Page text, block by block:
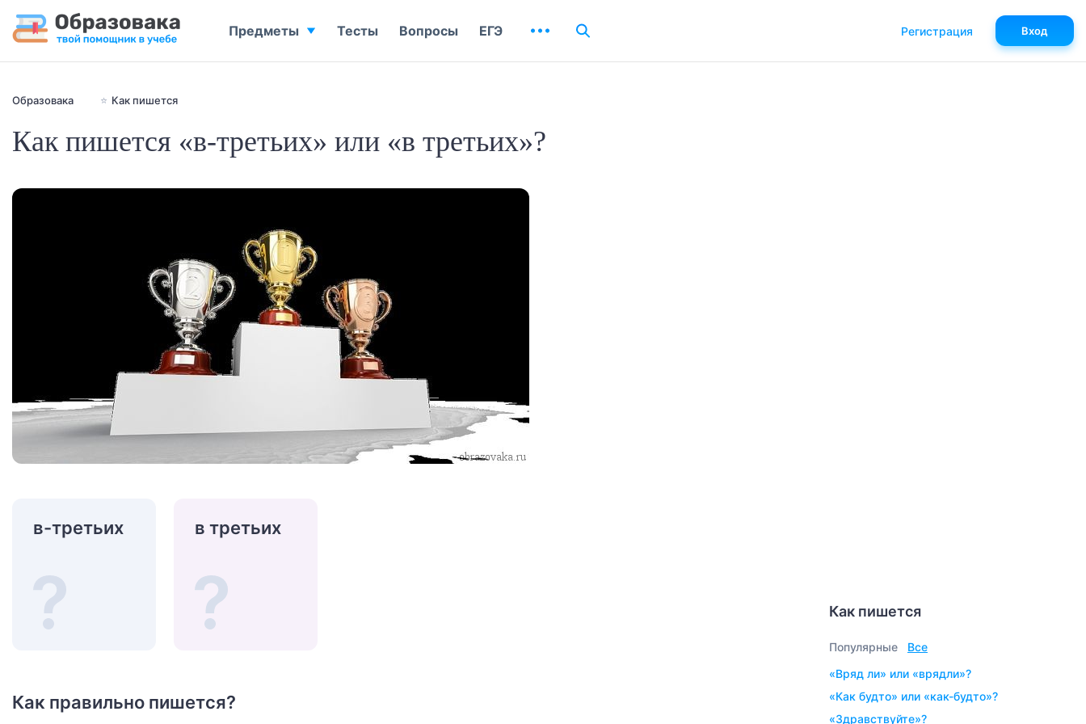
Образовака ⭐ Как пишется
Как пишется «в-третьих» или «в третьих»?
в-третьих в третьих
Как правильно пишется?
Как пишется
Популярные
Все
«вряд ли» или «врядли»?
«как будто» или «как-будто»?
«здравствуйте»?
Предметы Тесты Вопросы ЕГЭ Регистрация Вход